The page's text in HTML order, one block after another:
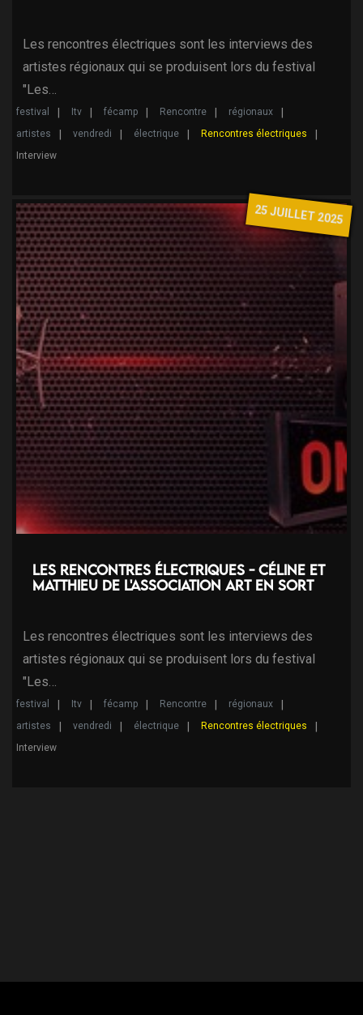
Les rencontres électriques sont les interviews des
artistes régionaux qui se produisent lors du festival
"Les…
festival Itv fécamp Rencontre
régionaux
artistes
vendredi électrique
Rencontres électriques
Interview
25 JUILLET 2025
Les Rencontres électriques - Céline et
Matthieu de l'association Art en Sort
Les rencontres électriques sont les interviews des
artistes régionaux qui se produisent lors du festival
"Les…
festival Itv fécamp Rencontre
régionaux
artistes
vendredi électrique
Rencontres électriques
Interview